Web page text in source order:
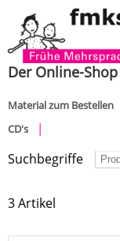
Der Online-
Navigation
überspringen
Material zum Bestellen
CD's
Suchbegriffe
3 Artikel